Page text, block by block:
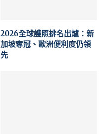
2026全球護照排名出爐：新
加坡奪冠、歐洲便利度仍領
先